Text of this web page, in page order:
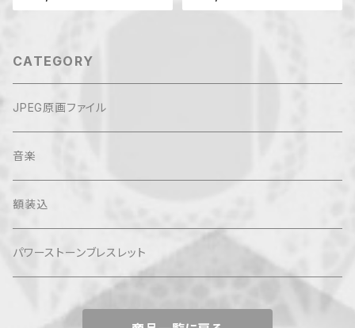
CATEGORY
JPEG原画ファイル
音楽
額装込
パワーストーンブレスレット